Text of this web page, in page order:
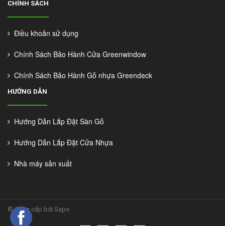
CHÍNH SÁCH
Điều khoản sử dụng
Chính Sách Bảo Hành Cửa Greenwindow
Chính Sách Bảo Hành Gỗ nhựa Greendeck
HƯỚNG DẪN
Hướng Dẫn Lắp Đặt Sàn Gỗ
Hướng Dẫn Lắp Đặt Cửa Nhựa
Nhà máy sản xuất
©Cung cấp bởi Sapo